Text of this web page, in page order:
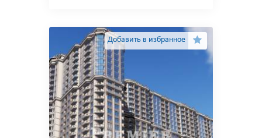
Добавить в избранное